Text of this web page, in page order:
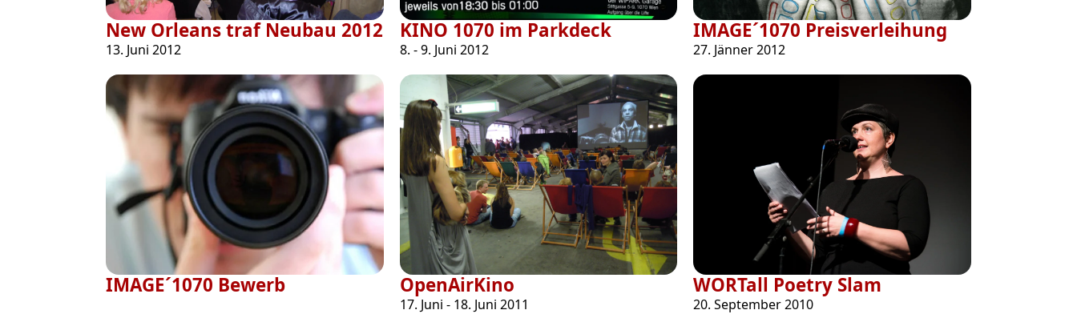
New Orleans traf Neubau 2012
13. Juni 2012
KINO 1070 im Parkdeck
8. - 9. Juni 2012
IMAGE´1070 Preisverleihung
27. Jänner 2012
IMAGE´1070 Bewerb OpenAirKino
17. Juni - 18. Juni 2011
WORTall Poetry Slam
20. September 2010